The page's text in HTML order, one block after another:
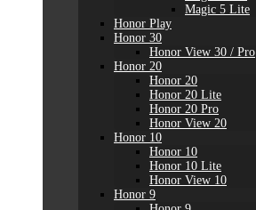
Magic 5 Lite
Honor Play
Honor 30
Honor View 30 / Pro
Honor 20
Honor 20
Honor 20 Lite
Honor 20 Pro
Honor View 20
Honor 10
Honor 10
Honor 10 Lite
Honor View 10
Honor 9